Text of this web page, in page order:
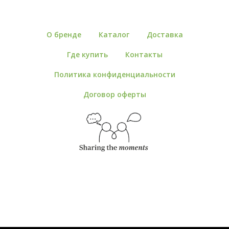
О бренде Каталог Доставка
Где купить Контакты
Политика конфиденциальности
Договор оферты